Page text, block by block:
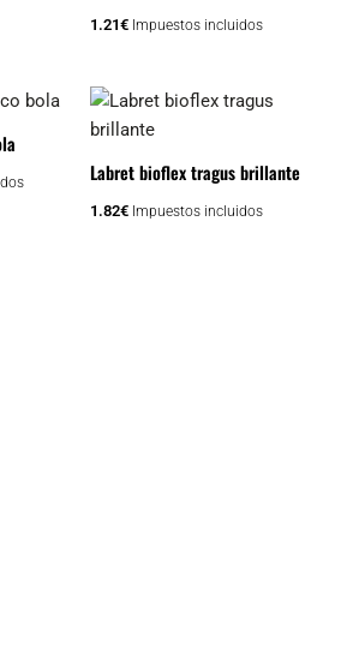
1.21€ Impuestos incluidos
Labret bioflex tragus brillante
1.82€ Impuestos incluidos